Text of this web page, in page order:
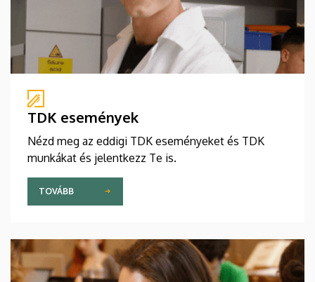
TDK események
Nézd meg az eddigi TDK eseményeket és TDK
munkákat és jelentkezz Te is.
TOVÁBB